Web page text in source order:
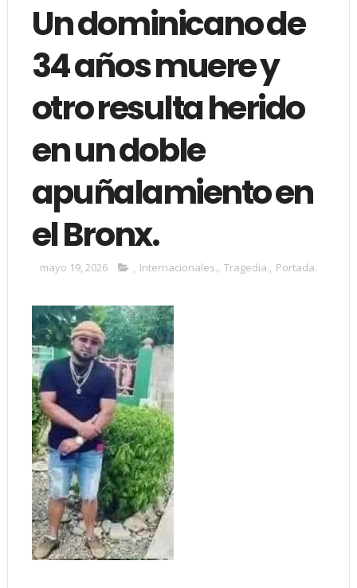
Un dominicano de
34 años muere y
otro resulta herido
en un doble
apuñalamiento en
el Bronx.
mayo 19, 2026 , Internacionales., Tragedia., Portada.